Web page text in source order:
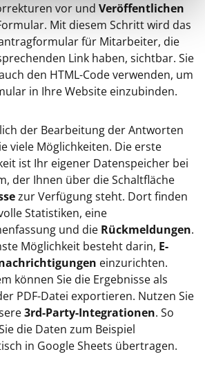
vor und Veröffentlichen
Mit diesem Schritt wird das
für Mitarbeiter, die
Link haben, sichtbar. Sie
den HTML-Code verwenden, um
in Ihre Website einzubinden.
der Bearbeitung der Antworten
viele Möglichkeiten. Die erste
ist Ihr eigener Datenspeicher bei
der Ihnen über die Schaltfläche
zur Verfügung steht. Dort finden
Statistiken, eine
und die Rückmeldungen.
Möglichkeit besteht darin, E-
einzurichten.
können Sie die Ergebnisse als
PDF-Datei exportieren. Nutzen Sie
3rd-Party-Integrationen. So
die Daten zum Beispiel
in Google Sheets übertragen.